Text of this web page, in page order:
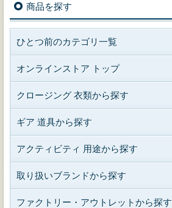
商品を探す
ひとつ前のカテゴリ一覧
オンラインストア トップ
クロージング 衣類から探す
ギア 道具から探す
アクティビティ 用途から探す
取り扱いブランドから探す
ファクトリー・アウトレットから探す